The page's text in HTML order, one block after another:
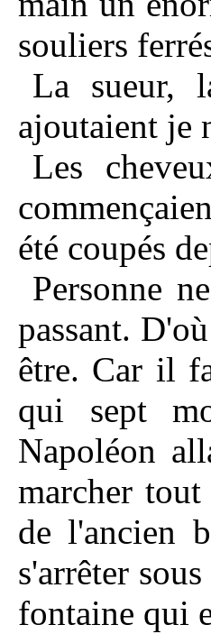
souliers
La sueur,
ajoutaient je
Les
été coupés
Personne
passant.
être. Car il
qui sept
Napoléon
marcher
de l'ancien
s'arrêter
fontaine qui